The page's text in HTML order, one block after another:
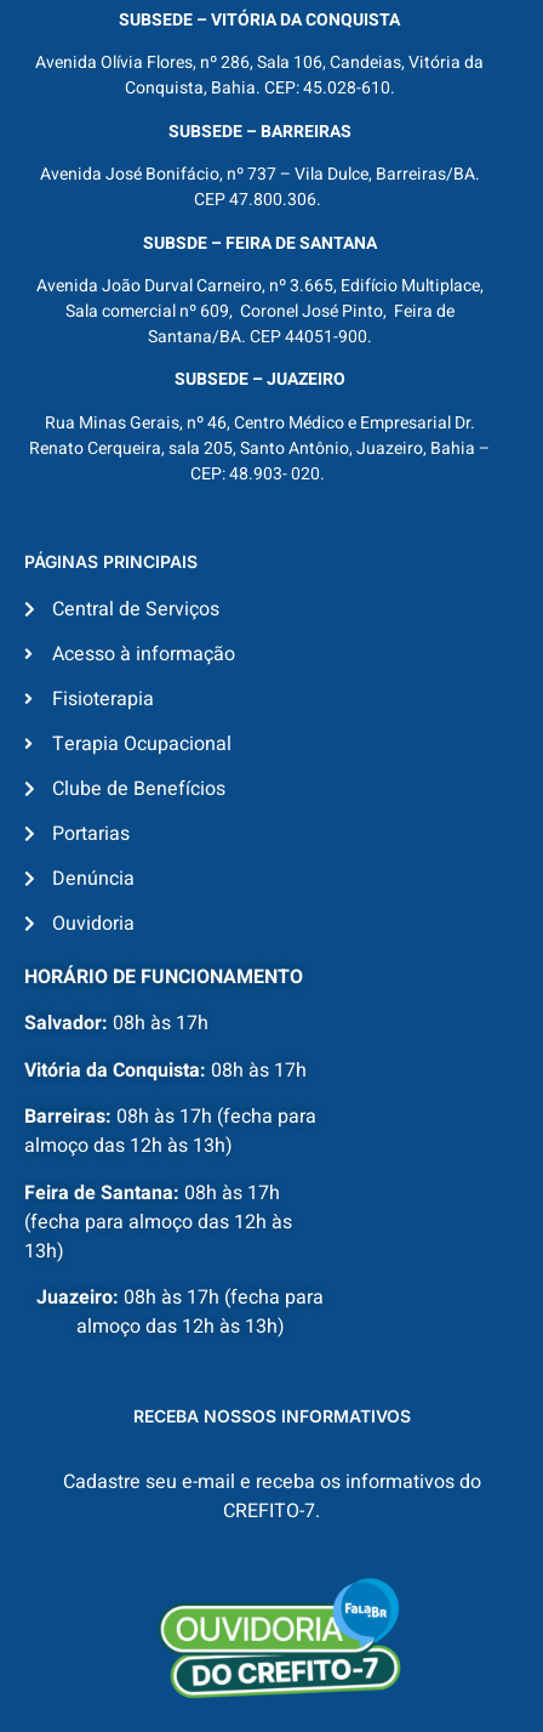
SUBSEDE – VITÓRIA DA CONQUISTA
Avenida Olívia Flores, nº 286, Sala 106, Candeias, Vitória da
Conquista, Bahia. CEP: 45.028-610.
SUBSEDE – BARREIRAS
Avenida José Bonifácio, nº 737 – Vila Dulce, Barreiras/BA.
CEP 47.800.306.
SUBSDE – FEIRA DE SANTANA
Avenida João Durval Carneiro, nº 3.665, Edifício Multiplace,
Sala comercial nº 609, Coronel José Pinto, Feira de
Santana/BA. CEP 44051-900.
SUBSEDE – JUAZEIRO
Rua Minas Gerais, nº 46, Centro Médico e Empresarial Dr.
Renato Cerqueira, sala 205, Santo Antônio, Juazeiro, Bahia –
CEP: 48.903- 020.
PÁGINAS PRINCIPAIS
Central de Serviços
Acesso à informação
Fisioterapia
Terapia Ocupacional
Clube de Benefícios
Portarias
Denúncia
Ouvidoria
HORÁRIO DE FUNCIONAMENTO
Salvador: 08h às 17h
Vitória da Conquista: 08h às 17h
Barreiras: 08h às 17h (fecha para
almoço das 12h às 13h)
Feira de Santana: 08h às 17h
(fecha para almoço das 12h às
13h)
Juazeiro: 08h às 17h (fecha para
almoço das 12h às 13h)
RECEBA NOSSOS INFORMATIVOS
Cadastre seu e-mail e receba os informativos do
CREFITO-7.